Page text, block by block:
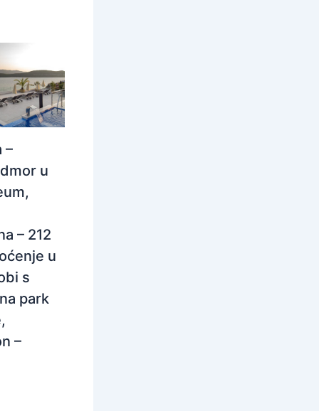
–
u
– 212
u
s
park
–